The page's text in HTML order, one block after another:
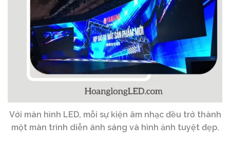
Với màn hình LED, mỗi sự kiện âm nhạc đều trở thành
một màn trình diễn ánh sáng và hình ảnh tuyệt đẹp.